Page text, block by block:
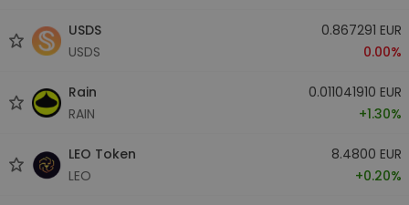
USDS
USDS
0.867291 EUR
0.00%
Rain
RAIN
0.011041910 EUR
+1.30%
LEO Token
LEO
8.4800 EUR
+0.20%